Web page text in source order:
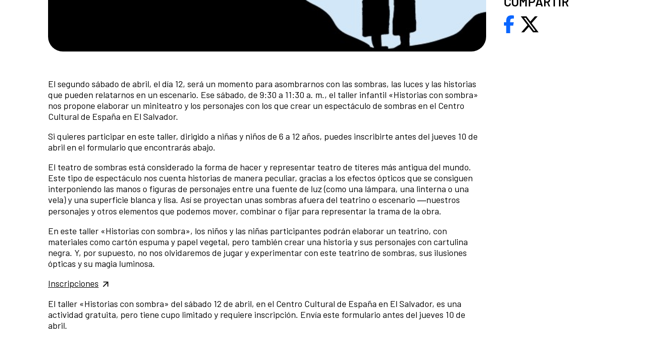
El segundo sábado de abril, el día 12, será un momento para asombrarnos con las sombras, las luces y las historias
que pueden relatarnos en un escenario. Ese sábado, de 9:30 a 11:30 a. m., el taller infantil «Historias con sombra»
nos propone elaborar un miniteatro y los personajes con los que crear un espectáculo de sombras en el Centro
Cultural de España en El Salvador.
Si quieres participar en este taller, dirigido a niñas y niños de 6 a 12 años, puedes inscribirte antes del jueves 10 de
abril en el formulario que encontrarás abajo.
El teatro de sombras está considerado la forma de hacer y representar teatro de títeres más antigua del mundo.
Este tipo de espectáculo nos cuenta historias de manera peculiar, gracias a los efectos ópticos que se consiguen
interponiendo las manos o figuras de personajes entre una fuente de luz (como una lámpara, una linterna o una
vela) y una superficie blanca y lisa. Así se proyectan unas sombras afuera del teatrino o escenario ―nuestros
personajes y otros elementos que podemos mover, combinar o fijar para representar la trama de la obra.
En este taller «Historias con sombra», los niños y las niñas participantes podrán elaborar un teatrino, con
materiales como cartón espuma y papel vegetal, pero también crear una historia y sus personajes con cartulina
negra. Y, por supuesto, no nos olvidaremos de jugar y experimentar con este teatrino de sombras, sus ilusiones
ópticas y su magia luminosa.
Inscripciones
El taller «Historias con sombra» del sábado 12 de abril, en el Centro Cultural de España en El Salvador, es una
actividad gratuita, pero tiene cupo limitado y requiere inscripción. Envía este formulario antes del jueves 10 de
abril.